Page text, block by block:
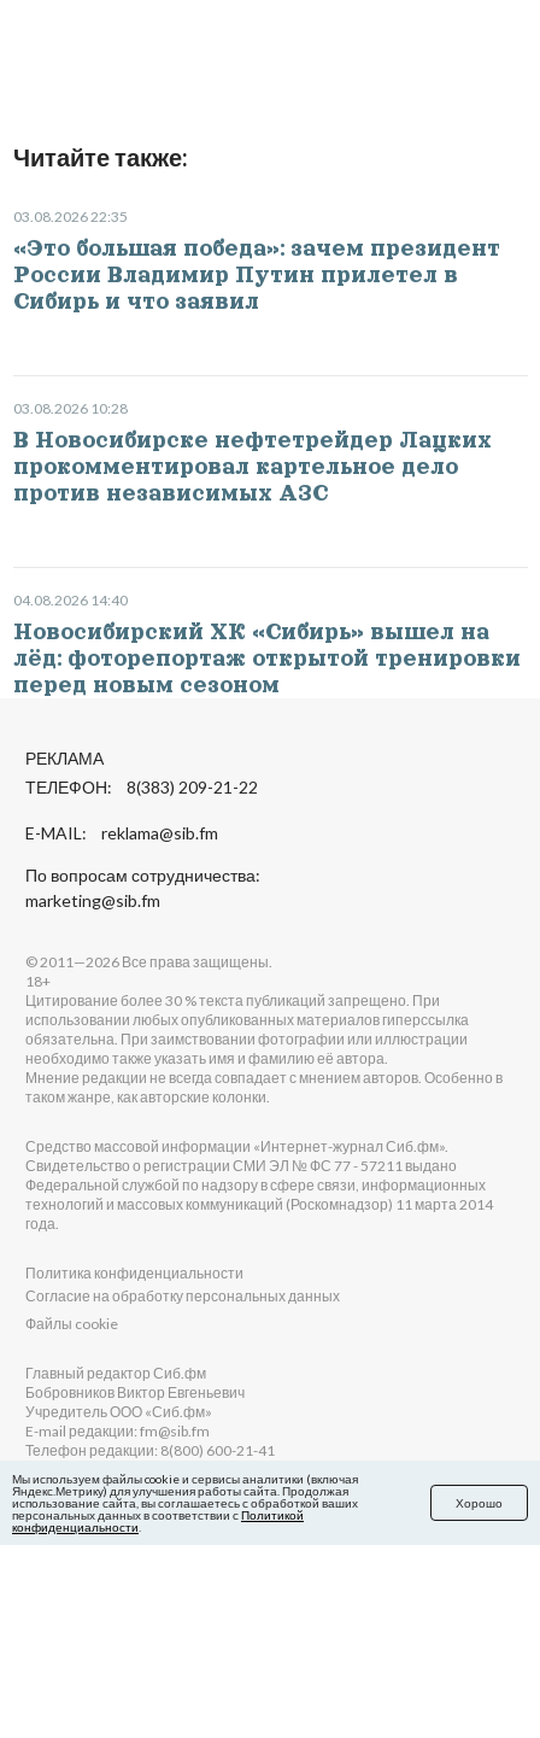
Читайте также:
03.08.2026 22:35
«Это большая победа»: зачем президент
России Владимир Путин прилетел в
Сибирь и что заявил
03.08.2026 10:28
В Новосибирске нефтетрейдер Лацких
прокомментировал картельное дело
против независимых АЗС
04.08.2026 14:40
Новосибирский ХК «Сибирь» вышел на
лёд: фоторепортаж открытой тренировки
перед новым сезоном
РЕКЛАМА
ТЕЛЕФОН: 8(383) 209-21-22
E-MAIL: reklama@sib.fm
По вопросам сотрудничества:
marketing@sib.fm
© 2011—2026 Все права защищены.
18+
Цитирование более 30 % текста публикаций запрещено. При
использовании любых опубликованных материалов гиперссылка
обязательна. При заимствовании фотографии или иллюстрации
необходимо также указать имя и фамилию её автора.
Мнение редакции не всегда совпадает с мнением авторов. Особенно в
таком жанре, как авторские колонки.
Средство массовой информации «Интернет-журнал Сиб.фм».
Свидетельство о регистрации СМИ ЭЛ № ФС 77 - 57211 выдано
Федеральной службой по надзору в сфере связи, информационных
технологий и массовых коммуникаций (Роскомнадзор) 11 марта 2014
года.
Политика конфиденциальности
Согласие на обработку персональных данных
Файлы cookie
Главный редактор Сиб.фм
Бобровников Виктор Евгеньевич
Учредитель ООО «Сиб.фм»
E-mail редакции: fm@sib.fm
Телефон редакции: 8(800) 600-21-41
Сайт разработан и поддерживается Технодзен
Мы используем файлы cookie и сервисы аналитики (включая
Яндекс.Метрику) для улучшения работы сайта. Продолжая
использование сайта, вы соглашаетесь с обработкой ваших
персональных данных в соответствии сПолитикой
конфиденциальности
Хорошо